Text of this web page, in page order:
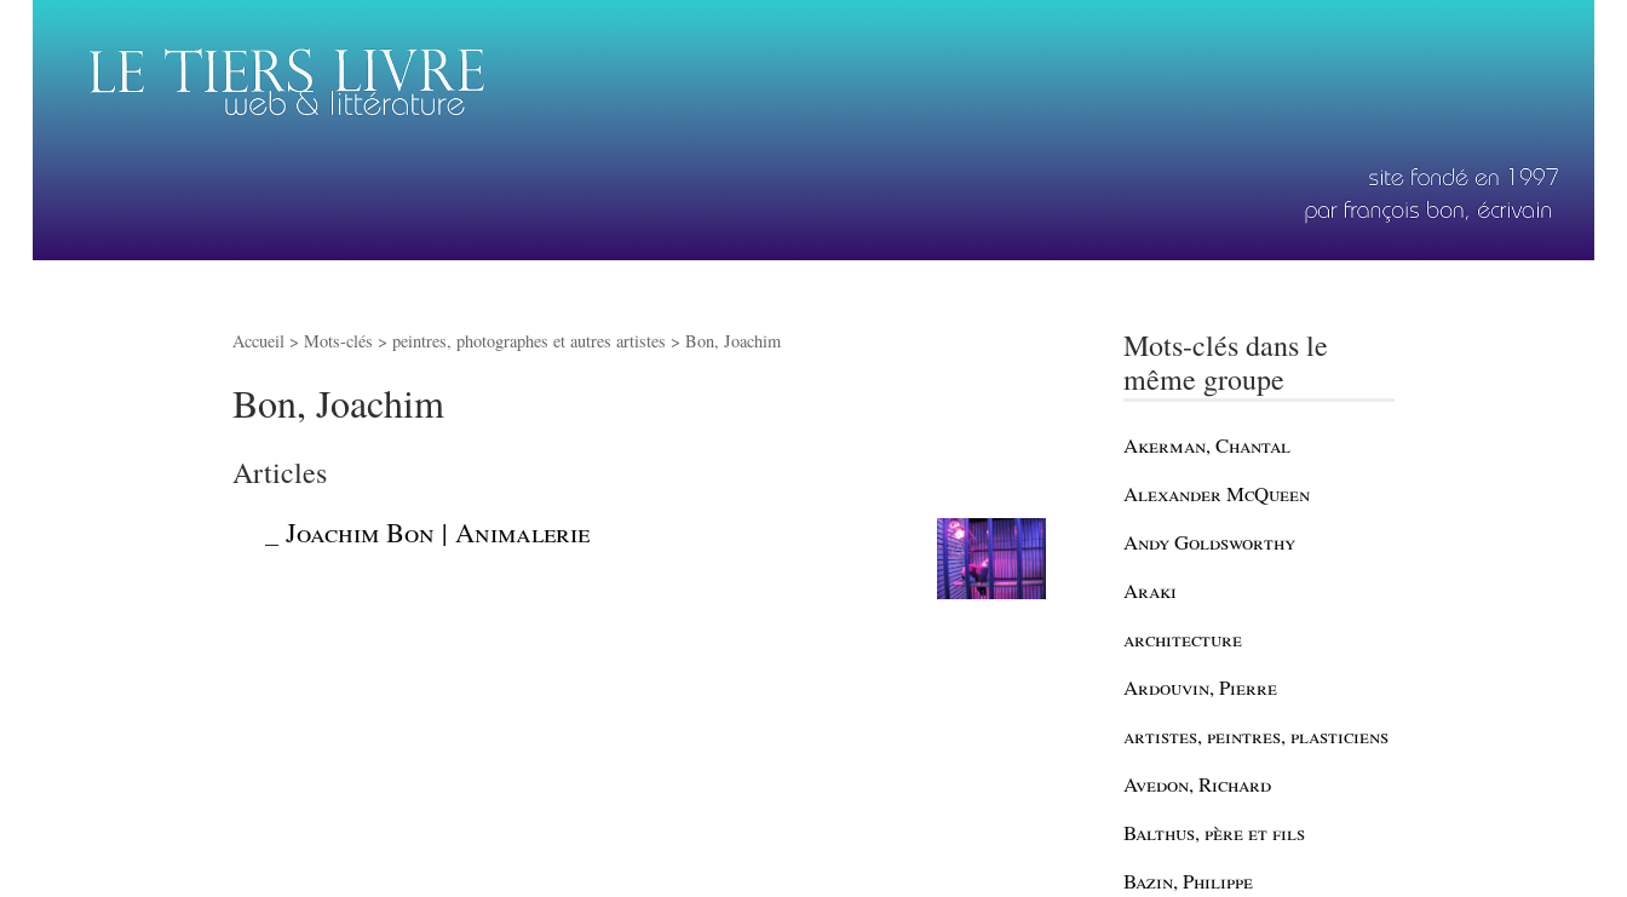
Accueil > Mots-clés > peintres, photographes et autres artistes > Bon, Joachim
Bon, Joachim
Articles
Joachim Bon | Animalerie
Mots-clés dans le
même groupe
Akerman, Chantal
Alexander McQueen
Andy Goldsworthy
Araki
architecture
Ardouvin, Pierre
artistes, peintres, plasticiens
Avedon, Richard
Balthus, père et fils
Bazin, Philippe